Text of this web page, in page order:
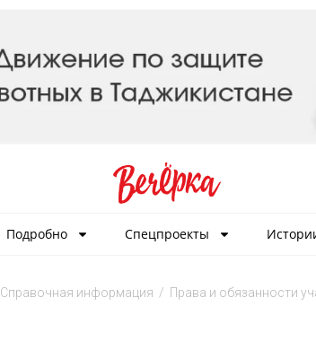
Подробно Спецпроекты
Cправочная информация / Права и обязанности